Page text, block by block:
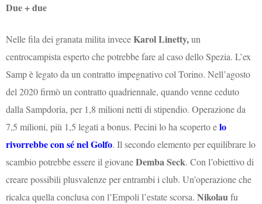
Due + due
Nelle fila dei granata milita inveceKarol Linetty,un
centrocampista esperto che potrebbe fare al caso dello Spezia. L’ex
Samp è legato da un contratto impegnativo col Torino. Nell’agosto
del 2020 firmò un contratto quadriennale, quando venne ceduto
dalla Sampdoria, per 1,8 milioni netti di stipendio. Operazione da
7,5 milioni, più 1,5 legati a bonus. Pecini lo ha scoperto elo
rivorrebbe con sé nel Golfo. Il secondo elemento per equilibrare lo
scambio potrebbe essere il giovaneDemba Seck. Con l’obiettivo di
creare possibili plusvalenze per entrambi i club.Un’operazione che
ricalca quella conclusa con l’Empoli l’estate scorsa.Nikolaufu